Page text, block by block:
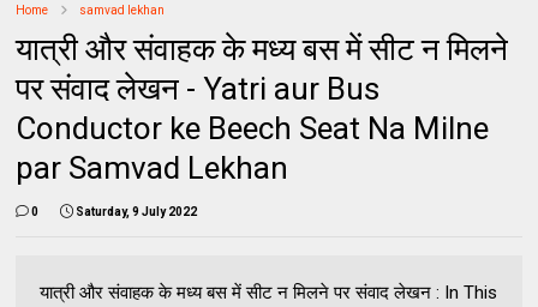
Home samvad lekhan
यात्री और संवाहक के मध्य बस में सीट न मिलने
पर संवाद लेखन - Yatri aur Bus
Conductor ke Beech Seat Na Milne
par Samvad Lekhan
0 Saturday, 9 July 2022
यात्री और संवाहक के मध्य बस में सीट न मिलने पर संवाद लेखन : In This